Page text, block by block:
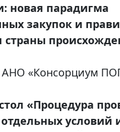
новая парадигма
закупок и
страны
АНО «Консорциум
«Процедура
условий